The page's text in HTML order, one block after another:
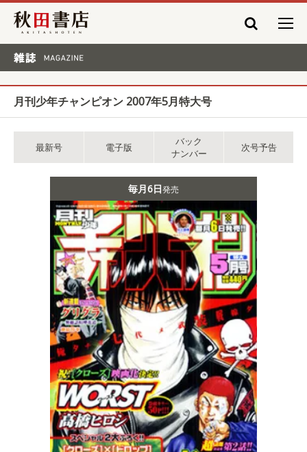
秋田書店
月刊少年チャンピオン 2007年5月特大号
最新号 電子版
バック
ナンバー
次号予告
毎月6日発売